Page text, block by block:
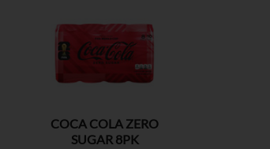
COCA COLA ZERO
SUGAR 8PK